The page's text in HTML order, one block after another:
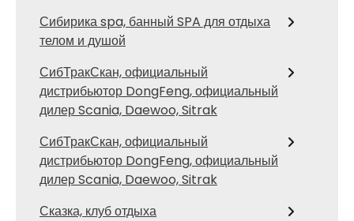
Сибирика spa, банный SPA для отдыха
телом и душой
СибТракСкан, официальный
дистрибьютор DongFeng, официальный
дилер Scania, Daewoo, Sitrak
СибТракСкан, официальный
дистрибьютор DongFeng, официальный
дилер Scania, Daewoo, Sitrak
Сказка, клуб отдыха